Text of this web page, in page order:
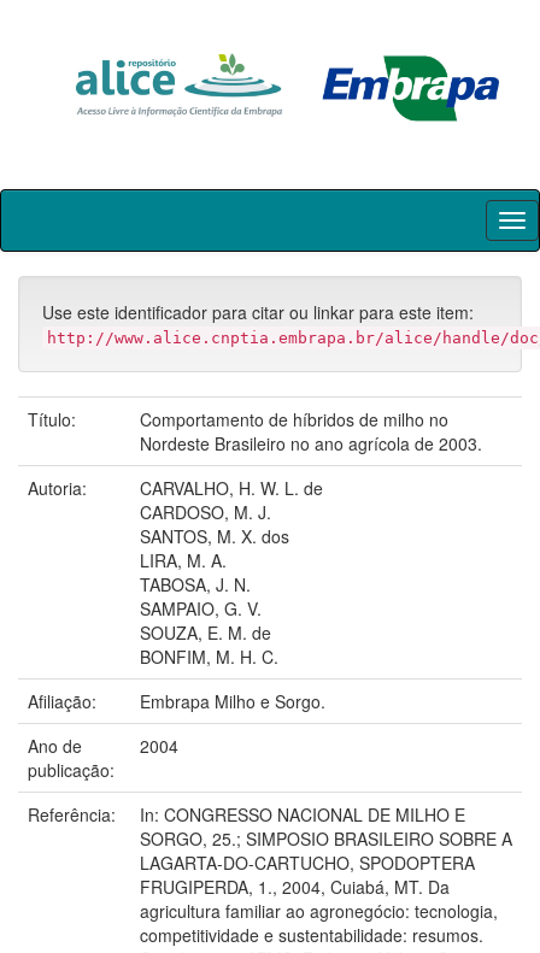
Skip
Use este identificador para citar ou linkar para este item:
http://www.alice.cnptia.embrapa.br/alice/handle/
Título:
Comportamento de híbridos de milho no
Nordeste Brasileiro no ano agrícola de 2003.
Autoria:
CARVALHO, H. W. L. de
CARDOSO, M. J.
SANTOS, M. X. dos
LIRA, M. A.
TABOSA, J. N.
SAMPAIO, G. V.
SOUZA, E. M. de
BONFIM, M. H. C.
Afiliação:
Embrapa Milho e Sorgo.
Ano de
publicação:
2004
Referência:
In: CONGRESSO NACIONAL DE MILHO E
SORGO, 25.; SIMPOSIO BRASILEIRO SOBRE A
LAGARTA-DO-CARTUCHO, SPODOPTERA
FRUGIPERDA, 1., 2004, Cuiabá, MT. Da
agricultura familiar ao agronegócio: tecnologia,
competitividade e sustentabilidade: resumos.